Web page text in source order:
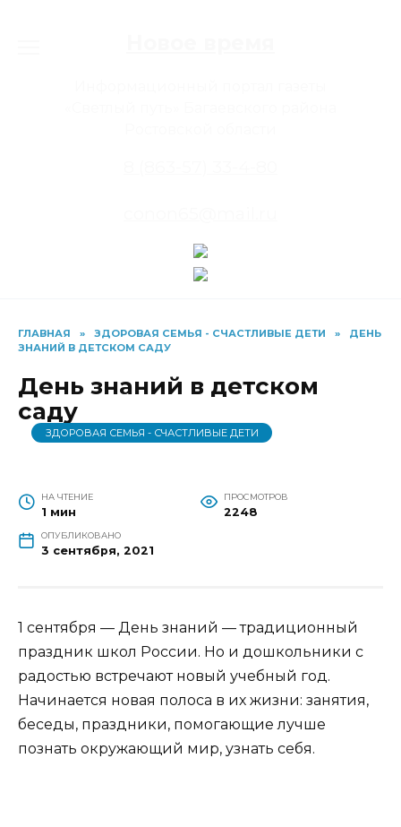
ГЛАВНАЯ » ЗДОРОВАЯ СЕМЬЯ - СЧАСТЛИВЫЕ ДЕТИ »
ДЕНЬ
ЗНАНИЙ В ДЕТСКОМ САДУ
День знаний в детском
саду
ЗДОРОВАЯ СЕМЬЯ - СЧАСТЛИВЫЕ ДЕТИ
НА ЧТЕНИЕ
1 мин
ПРОСМОТРОВ
2248
ОПУБЛИКОВАНО
3 сентября, 2021
1 сентября — День знаний — традиционный
праздник школ России. Но и дошкольники с
радостью встречают новый учебный год.
Начинается новая полоса в их жизни: занятия,
беседы, праздники, помогающие лучше
познать окружающий мир, узнать себя.